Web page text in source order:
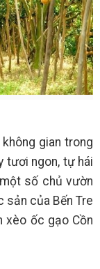
gian trong
tươi ngon, tự hái
số chủ vườn
của Bến Tre
xèo ốc gạo Cồn